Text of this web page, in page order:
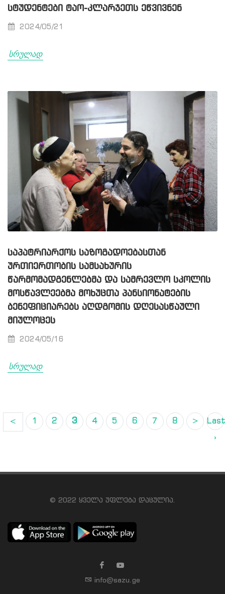
ᲡᲢᲣᲓᲔᲜᲢᲔᲑᲘ ᲢᲐᲝ-ᲙᲚᲐᲠᲯᲔᲗᲡ ᲔᲬᲕᲘᲕᲜᲔᲜ
2024/05/21
სრულად
ᲡᲐᲞᲐᲢᲠᲘᲐᲠᲥᲝᲡ ᲡᲐᲖᲝᲒᲐᲓᲝᲔᲑᲐᲡᲗᲐᲜ
ᲣᲠᲗᲘᲔᲠᲗᲝᲑᲘᲡ ᲡᲐᲛᲡᲐᲮᲣᲠᲘᲡ
ᲬᲐᲠᲛᲝᲛᲐᲓᲒᲔᲜᲚᲔᲑᲛᲐ ᲓᲐ ᲡᲐᲛᲠᲔᲕᲚᲝ ᲡᲙᲝᲚᲘᲡ
ᲛᲝᲡᲬᲐᲕᲚᲔᲔᲑᲛᲐ ᲛᲝᲮᲣᲪᲗᲐ ᲞᲐᲜᲡᲘᲝᲜᲐᲢᲔᲑᲘᲡ
ᲑᲔᲜᲔᲤᲘᲪᲘᲐᲠᲔᲑᲡ ᲐᲦᲓᲒᲝᲛᲘᲡ ᲓᲦᲔᲡᲐᲡᲬᲐᲣᲚᲘ
ᲛᲘᲣᲚᲝᲪᲔᲡ
2024/05/16
სრულად
< 1 2 3 4 5 6 7 8 >
Last
›
© 2022 ყველა უფლება დაცულია.
info@sazu.ge